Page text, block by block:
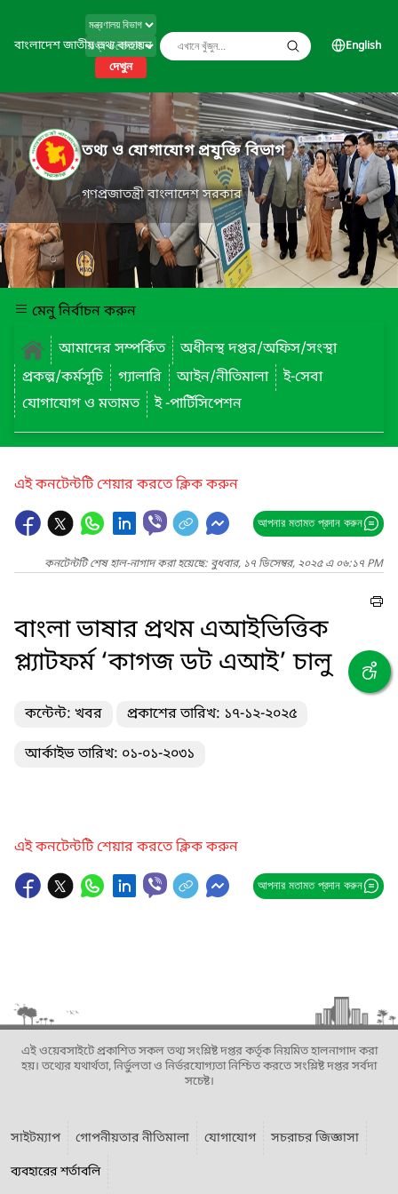
বাংলাদেশ জাতীয় তথ্য বাতায়ন
দেখুন
English
তথ্য ও যোগাযোগ প্রযুক্তি বিভাগ
গণপ্রজাতন্ত্রী বাংলাদেশ সরকার
মেনু নির্বাচন করুন
আমাদের সম্পর্কিত
অধীনস্থ দপ্তর/অফিস/সংস্থা
প্রকল্প/কর্মসূচি
গ্যালারি আইন/নীতিমালা
ই-সেবা
যোগাযোগ ও মতামত
ই -পার্টিসিপেশন
এই কনটেন্টটি শেয়ার করতে ক্লিক করুন
আপনার মতামত প্রদান করুন
কনটেন্টটি শেষ হাল-নাগাদ করা হয়েছে: বুধবার, ১৭ ডিসেম্বর, ২০২৫ এ ০৬:১৭ PM
বাংলা ভাষার প্রথম এআইভিত্তিক
প্ল্যাটফর্ম ‘কাগজ ডট এআই’ চালু
কন্টেন্ট: খবর প্রকাশের তারিখ: ১৭-১২-২০২৫
আর্কাইভ তারিখ: ০১-০১-২০৩১
এই কনটেন্টটি শেয়ার করতে ক্লিক করুন
আপনার মতামত প্রদান করুন
এই ওয়েবসাইটে প্রকাশিত সকল তথ্য সংশ্লিষ্ট দপ্তর কর্তৃক নিয়মিত হালনাগাদ করা
হয়। তথ্যের যথার্থতা, নির্ভুলতা ও নির্ভরযোগ্যতা নিশ্চিত করতে সংশ্লিষ্ট দপ্তর সর্বদা
সচেষ্ট।
সাইটম্যাপ গোপনীয়তার নীতিমালা যোগাযোগ
সচরাচর জিজ্ঞাসা
ব্যবহারের শর্তাবলি